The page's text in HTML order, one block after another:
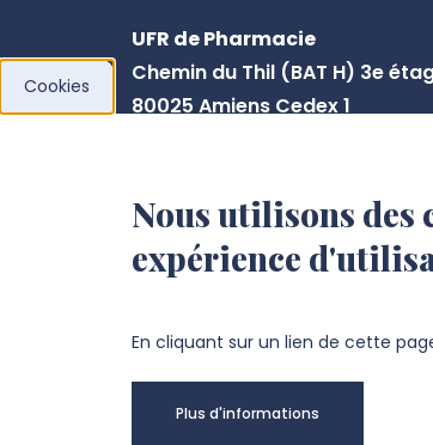
UFR de Pharmacie
Chemin du Thil (BAT H) 3e
80025 Amiens Cedex 1
Santé
Pôle K - CHU-Amiens Picardie
D408 (René Laennec)
+33 3 22 82 79 25
secretariat.agir@u-picardie.fr
Cookies
Nous utilisons des
expérience
En cliquant sur un lien de cette
Plus d'informations